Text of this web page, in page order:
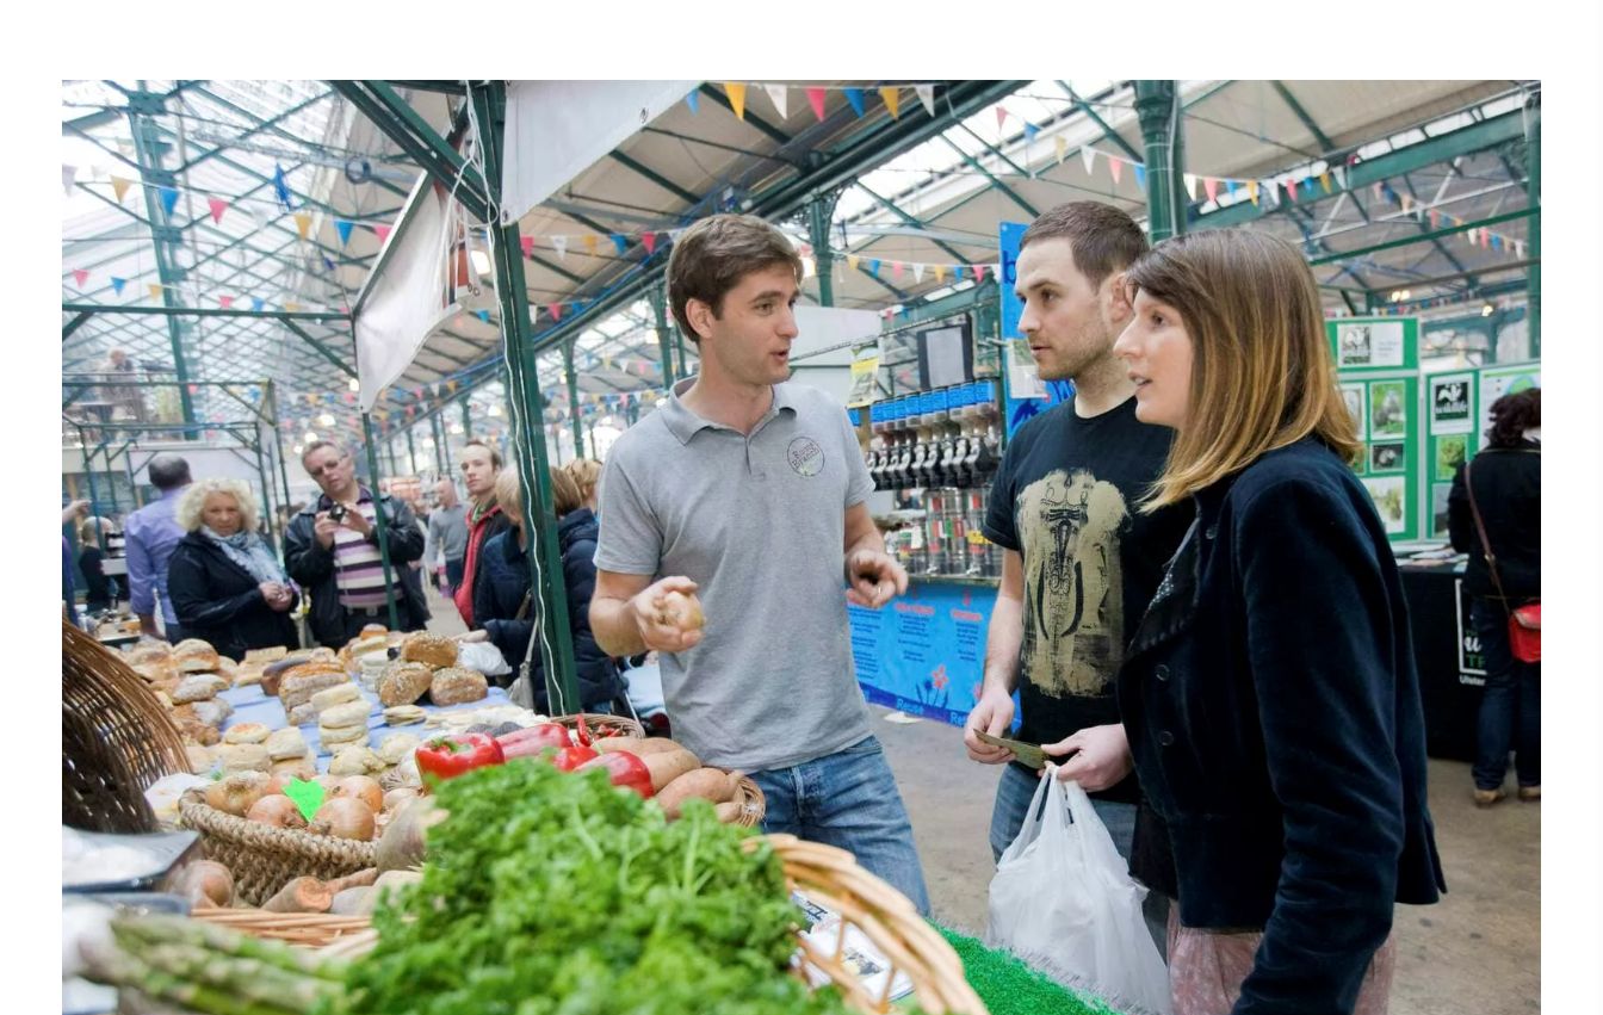
Nome
Indirizzo
e-
mail
Iscrivendomi acconsento a ricevere contenuti email personalizzati in
base al mio utilizzo del sito web di Turismo Irlandese, email e annunci
pubblicitari di Turismo Irlandese su altri siti web che utilizzano cookie e
pixel di tracciamento. Puoi annullare l'iscrizione in qualsiasi momento
cliccando su "annulla iscrizione" nelle nostre email. Puoi trovare
maggiori informazioni su "Come gestiamo i tuoi dati personali" nella
nostrapolitica sulla privacy .
Iscriviti!